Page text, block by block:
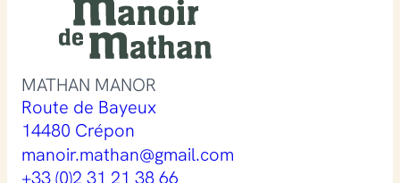
MATHAN MANOR
Route de Bayeux
14480 Crépon
manoir.mathan@gmail.com
+33 (0)2 31 21 38 66